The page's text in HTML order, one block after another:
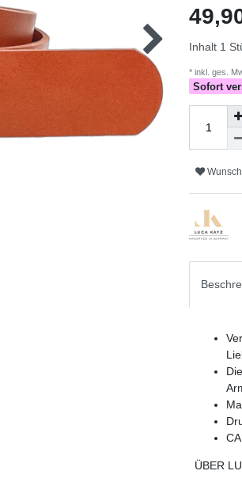
Inhalt 1
* inkl. ges.
Sofort
ÜBER